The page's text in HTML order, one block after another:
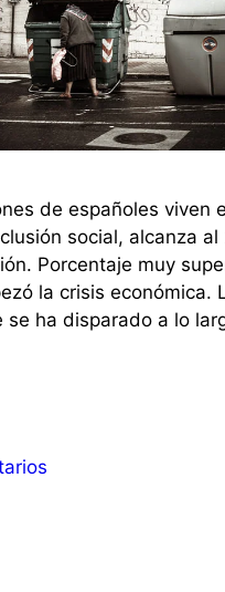
de españoles viven
social, alcanza al
Porcentaje muy
la crisis económica.
se ha disparado a lo